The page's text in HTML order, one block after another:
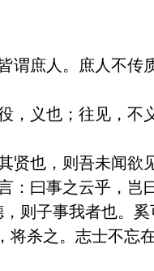
谓庶人。庶人不传
，义也；往见，不
也，则吾未闻欲
：曰事之云乎，岂
则子事我者也。奚
杀之。志士不忘